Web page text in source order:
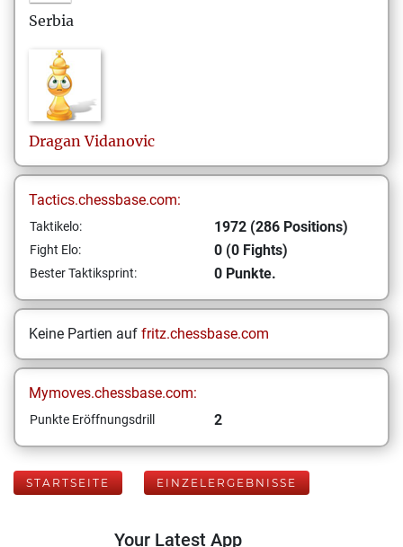
Serbia
Dragan Vidanovic
Tactics.chessbase.com:
Taktikelo: 1972 (286 Positions)
Fight Elo: 0 (0 Fights)
Bester Taktiksprint: 0 Punkte.
Keine Partien auf fritz.chessbase.com
Mymoves.chessbase.com:
Punkte Eröffnungsdrill 2
STARTSEITE EINZELERGEBNISSE
Your Latest App